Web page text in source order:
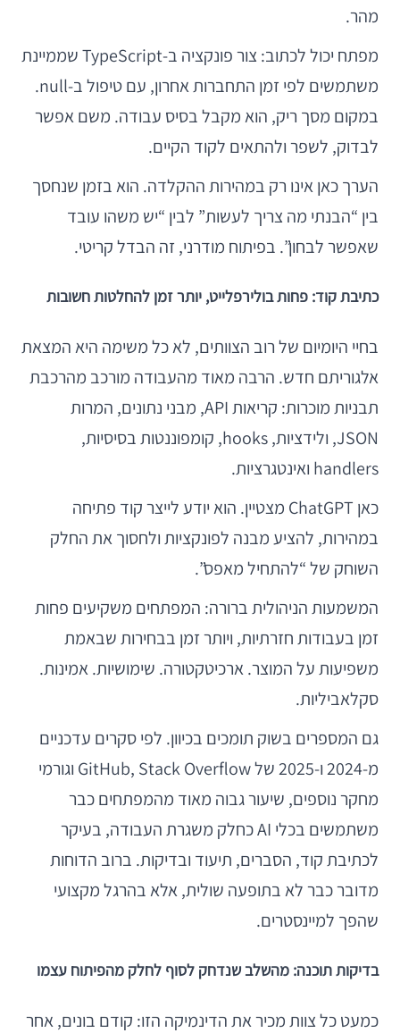
מהר.
מפתח יכול לכתוב: צור פונקציה ב-TypeScript שממיינת
משתמשים לפי זמן התחברות אחרון, עם טיפול ב-null.
במקום מסך ריק, הוא מקבל בסיס עבודה. משם אפשר
לבדוק, לשפר ולהתאים לקוד הקיים.
הערך כאן אינו רק במהירות ההקלדה. הוא בזמן שנחסך
בין “הבנתי מה צריך לעשות” לבין “יש משהו עובד
שאפשר לבחון”. בפיתוח מודרני, זה הבדל קריטי.
כתיבת קוד: פחות בולירפלייט, יותר זמן להחלטות חשובות
בחיי היומיום של רוב הצוותים, לא כל משימה היא המצאת
אלגוריתם חדש. הרבה מאוד מהעבודה מורכב מהרכבת
תבניות מוכרות: קריאות API, מבני נתונים, המרות
JSON, ולידציות, hooks, קומפוננטות בסיסיות,
handlers ואינטגרציות.
כאן ChatGPT מצטיין. הוא יודע לייצר קוד פתיחה
במהירות, להציע מבנה לפונקציות ולחסוך את החלק
השוחק של “להתחיל מאפס”.
המשמעות הניהולית ברורה: המפתחים משקיעים פחות
זמן בעבודות חזרתיות, ויותר זמן בבחירות שבאמת
משפיעות על המוצר. ארכיטקטורה. שימושיות. אמינות.
סקלאביליות.
גם המספרים בשוק תומכים בכיוון. לפי סקרים עדכניים
מ-2024 ו-2025 של GitHub, Stack Overflow וגורמי
מחקר נוספים, שיעור גבוה מאוד מהמפתחים כבר
משתמשים בכלי AI כחלק משגרת העבודה, בעיקר
לכתיבת קוד, הסברים, תיעוד ובדיקות. ברוב הדוחות
מדובר כבר לא בתופעה שולית, אלא בהרגל מקצועי
שהפך למיינסטרים.
בדיקות תוכנה: מהשלב שנדחק לסוף לחלק מהפיתוח עצמו
כמעט כל צוות מכיר את הדינמיקה הזו: קודם בונים, אחר